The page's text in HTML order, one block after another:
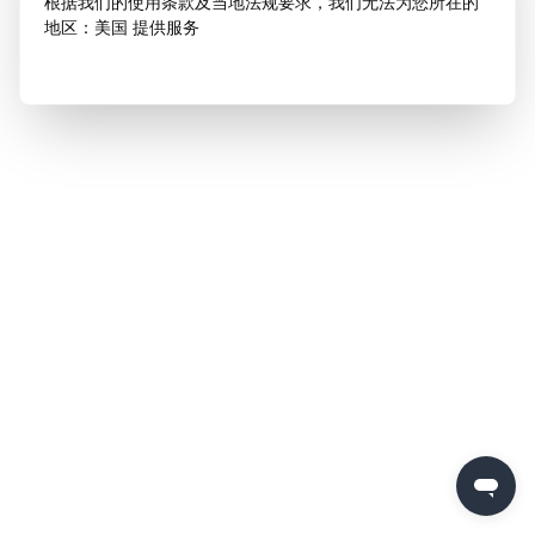
地区：美国 提供服务